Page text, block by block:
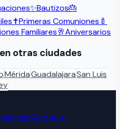
✨Bautizos🎂
✝️Primeras Comuniones 🍼
Familiares🥂Aniversarios
en otras ciudades
MéridaGuadalajaraSan Luis
Contacto